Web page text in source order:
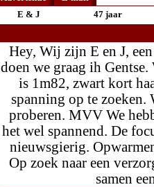
E & J
47 jaar
Hey, Wij zijn E en J,
doen we graag ih
is 1m82, zwart kort
spanning op te zoeken.
proberen. MVV We
het wel spannend. De
nieuwsgierig.
Op zoek naar een
samen